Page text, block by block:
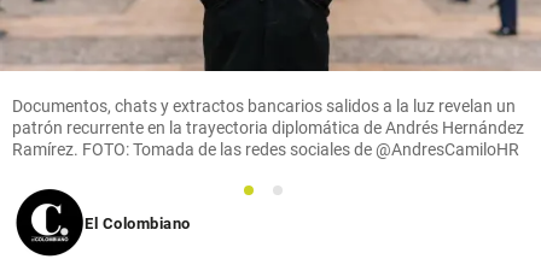
Documentos, chats y extractos bancarios salidos a la luz revelan un
patrón recurrente en la trayectoria diplomática de Andrés Hernández
Ramírez. FOTO: Tomada de las redes sociales de @AndresCamiloHR
1
2
El Colombiano